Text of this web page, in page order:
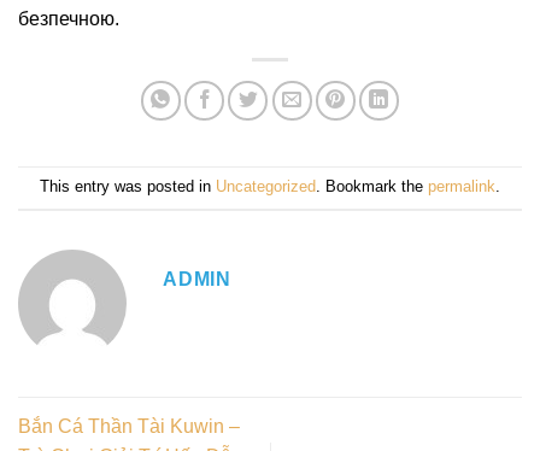
безпечною.
This entry was posted in Uncategorized . Bookmark the permalink
ADMIN
Bắn Cá Thần Tài Kuwin –